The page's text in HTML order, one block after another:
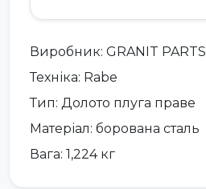
Виробник: GRANIT PARTS
Техніка: Rabe
Тип: Долото плуга праве
Матеріал: борована сталь
Вага: 1,224 кг